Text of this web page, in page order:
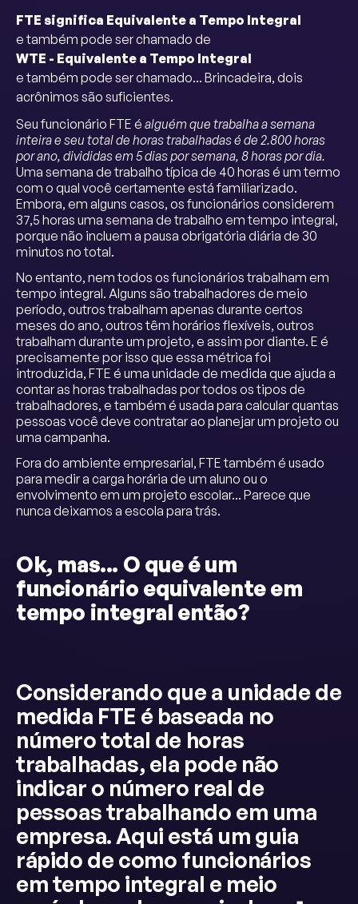
FTE significa Equivalente a Tempo Integral
e também pode ser chamado de
WTE - Equivalente a Tempo Integral
e também pode ser chamado... Brincadeira, dois
acrônimos são suficientes.
Seu funcionário FTE é alguém que trabalha a semana
inteira e seu total de horas trabalhadas é de 2.800 horas
por ano, divididas em 5 dias por semana, 8 horas por dia.
Uma semana de trabalho típica de 40 horas é um termo
com o qual você certamente está familiarizado.
Embora, em alguns casos, os funcionários considerem
37,5 horas uma semana de trabalho em tempo integral,
porque não incluem a pausa obrigatória diária de 30
minutos no total.
No entanto, nem todos os funcionários trabalham em
tempo integral. Alguns são trabalhadores de meio
período, outros trabalham apenas durante certos
meses do ano, outros têm horários flexíveis, outros
trabalham durante um projeto, e assim por diante. E é
precisamente por isso que essa métrica foi
introduzida, FTE é uma unidade de medida que ajuda a
contar as horas trabalhadas por todos os tipos de
trabalhadores, e também é usada para calcular quantas
pessoas você deve contratar ao planejar um projeto ou
uma campanha.
Fora do ambiente empresarial, FTE também é usado
para medir a carga horária de um aluno ou o
envolvimento em um projeto escolar... Parece que
nunca deixamos a escola para trás.
Ok, mas... O que é um
funcionário equivalente em
tempo integral então?
Considerando que a unidade de
medida FTE é baseada no
número total de horas
trabalhadas, ela pode não
indicar o número real de
pessoas trabalhando em uma
empresa. Aqui está um guia
rápido de como funcionários
em tempo integral e meio